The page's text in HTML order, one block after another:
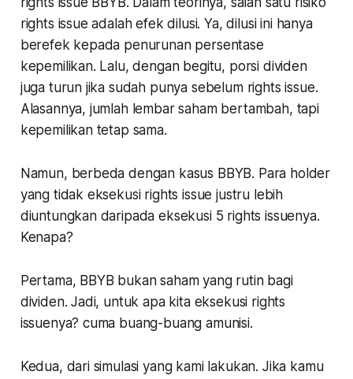
rights issue adalah efek dilusi. Ya, dilusi ini hanya
berefek kepada penurunan persentase
kepemilikan. Lalu, dengan begitu, porsi dividen
juga turun jika sudah punya sebelum rights issue.
Alasannya, jumlah lembar saham bertambah, tapi
kepemilikan tetap sama.
Namun, berbeda dengan kasus BBYB. Para holder
yang tidak eksekusi rights issue justru lebih
diuntungkan daripada eksekusi 5 rights issuenya.
Kenapa?
Pertama, BBYB bukan saham yang rutin bagi
dividen. Jadi, untuk apa kita eksekusi rights
issuenya? cuma buang-buang amunisi.
Kedua, dari simulasi yang kami lakukan. Jika kamu